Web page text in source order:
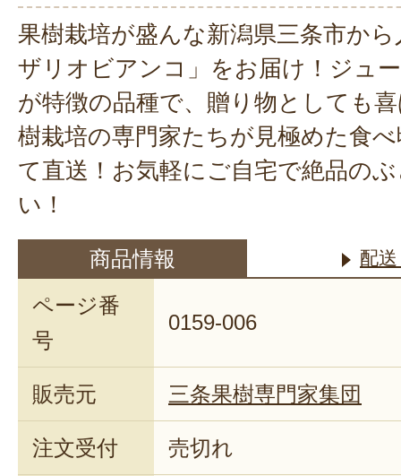
果樹栽培が盛んな新潟県三条市か
ザリオビアンコ」をお届け！ジュ
が特徴の品種で、贈り物としても
樹栽培の専門家たちが見極めた食
て直送！お気軽にご自宅で絶品の
い！
商品情報 配
ページ番
号
0159-006
販売元 三条果樹専門家集団
注文受付 売切れ